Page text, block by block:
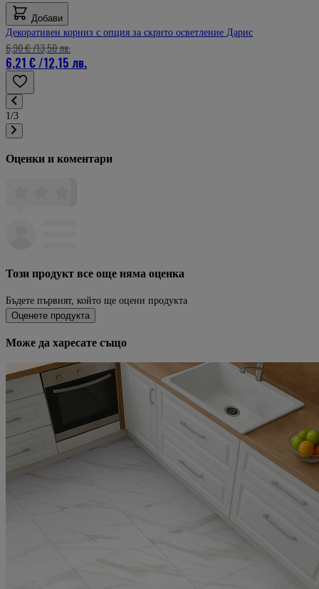
Добави
Декоративен корниз с опция за скрито осветление Дарис
6,21 €/12,15 лв.
6,90 €/13,50 лв.
1/3
Оценки и коментари
Този продукт все още няма оценка
Бъдете първият, който ще оцени продукта
Оценете продукта
Може да харесате също